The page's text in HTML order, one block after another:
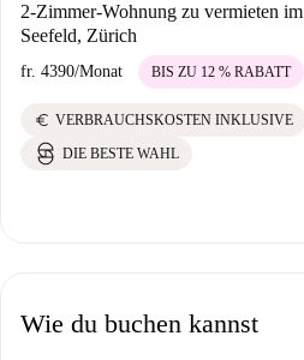
2-Zimmer-Wohnung zu vermieten im
Seefeld, Zürich
fr. 4390/Monat BIS ZU 12 % RABATT
euro VERBRAUCHSKOSTEN INKLUSIVE
DIE BESTE WAHL
Wie du buchen kannst